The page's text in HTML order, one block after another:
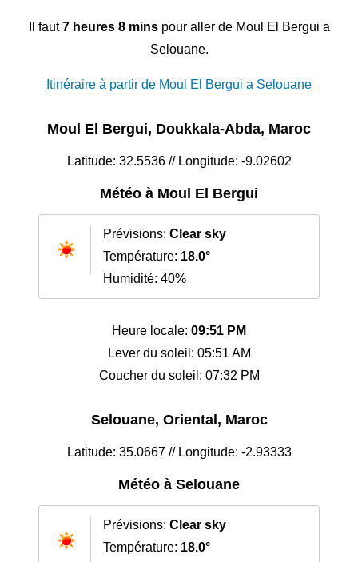
Il faut7 heures 8 minspour aller de Moul El Bergui a
Selouane.
Itinéraire à partir de Moul El Bergui a Selouane
Moul El Bergui, Doukkala-Abda, Maroc
Latitude: 32.5536 // Longitude: -9.02602
Météo à Moul El Bergui
Prévisions: Clear sky
Température: 18.0°
Humidité: 40%
Heure locale: 09:51 PM
Lever du soleil: 05:51 AM
Coucher du soleil: 07:32 PM
Selouane, Oriental, Maroc
Latitude: 35.0667 // Longitude: -2.93333
Météo à Selouane
Prévisions: Clear sky
Température: 18.0°